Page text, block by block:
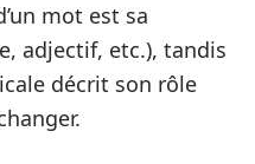
mot est sa
adjectif, etc.), tandis
décrit son rôle